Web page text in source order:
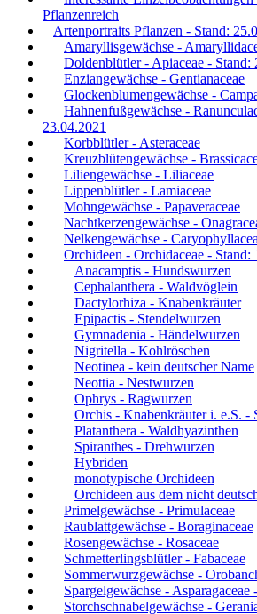
Pflanzenreich
Artenportraits Pflanzen - Stand:
Amaryllisgewächse -
Doldenblütler - Apiaceae - Stand:
Enziangewächse - Gentianaceae
Glockenblumengewächse -
Hahnenfußgewächse -
23.04.2021
Korbblütler - Asteraceae
Kreuzblütengewächse -
Liliengewächse - Liliaceae
Lippenblütler - Lamiaceae
Mohngewächse - Papaveraceae
Nachtkerzengewächse -
Nelkengewächse -
Orchideen - Orchidaceae - Stand:
Anacamptis - Hundswurzen
Cephalanthera - Waldvöglein
Dactylorhiza - Knabenkräuter
Epipactis - Stendelwurzen
Gymnadenia - Händelwurzen
Nigritella - Kohlröschen
Neotinea - kein deutscher Name
Neottia - Nestwurzen
Ophrys - Ragwurzen
Orchis - Knabenkräuter i. e.S. -
Platanthera - Waldhyazinthen
Spiranthes - Drehwurzen
Hybriden
monotypische Orchideen
Orchideen aus dem nicht
Primelgewächse - Primulaceae
Raublattgewächse - Boraginaceae
Rosengewächse - Rosaceae
Schmetterlingsblütler - Fabaceae
Sommerwurzgewächse -
Spargelgewächse - Asparagaceae
Storchschnabelgewächse -